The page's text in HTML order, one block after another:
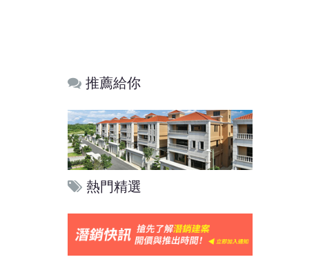
推薦給你
熱門精選